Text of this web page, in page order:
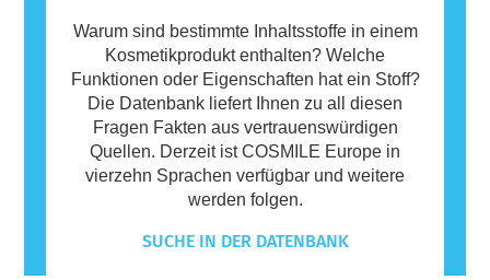
Warum sind bestimmte Inhaltsstoffe in einem
Kosmetikprodukt enthalten? Welche
Funktionen oder Eigenschaften hat ein Stoff?
Die Datenbank liefert Ihnen zu all diesen
Fragen Fakten aus vertrauenswürdigen
Quellen. Derzeit ist COSMILE Europe in
vierzehn Sprachen verfügbar und weitere
werden folgen.
SUCHE IN DER DATENBANK